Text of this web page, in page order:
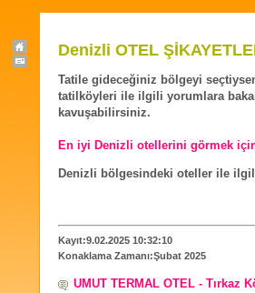
Denizli OTEL
Tatile gideceğiniz bölgeyi
tatilköyleri ile ilgili yorumlara
kavuşabilirsiniz.
En iyi Denizli otellerini görmek için
Denizli bölgesindeki oteller ile
Kayıt:9.02.2025 10:32:10
Konaklama Zamanı:Şubat 2025
UMUT TERMAL OTEL - Tırkaz